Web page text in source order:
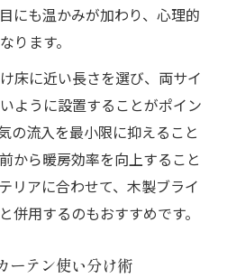
にも温かみが加わり、心理的
ります。
床に近い長さを選び、両サイ
ように設置することがポイン
の流入を最小限に抑えること
から暖房効率を向上すること
リアに合わせて、木製ブライ
併用するのもおすすめです。
ーテン使い分け術